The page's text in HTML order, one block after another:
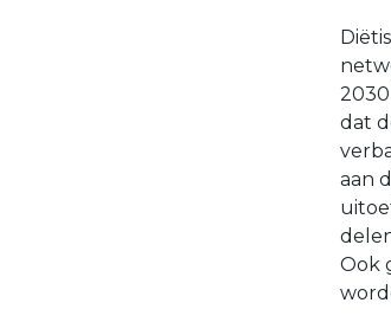
dat
aan
Ook